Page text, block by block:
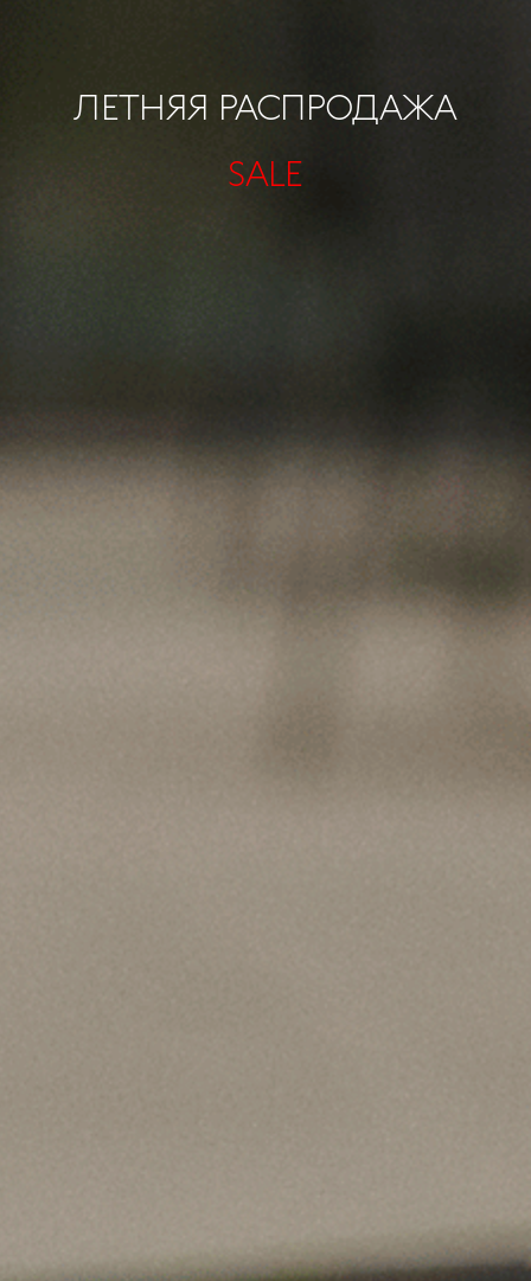
ЛЕТНЯЯ РАСПРОДАЖА
SALE